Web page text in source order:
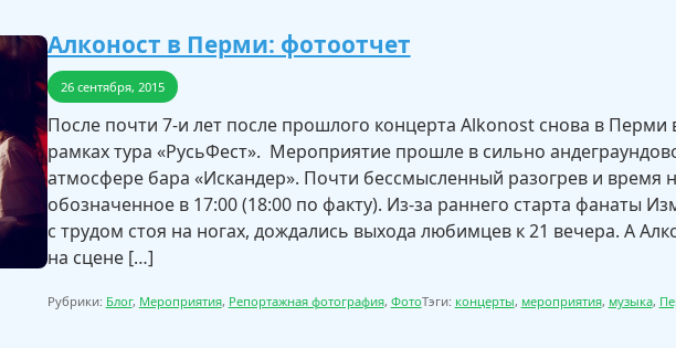
Алконост в Перми: фотоотчет
26 сентября, 2015
После почти 7-и лет после прошлого концерта Alkonost снова в Перми
рамках тура «РусьФест». Мероприятие прошле в сильно
атмосфере бара «Искандер». Почти бессмысленный разогрев и время
обозначенное в 17:00 (18:00 по факту). Из-за раннего старта фанаты
с трудом стоя на ногах, дождались выхода любимцев к 21 вечера. А
на сцене […]
Рубрики: Блог, Мероприятия, Репортажная фотография, ФотоТэги: концерты, мероприятия, музыка,